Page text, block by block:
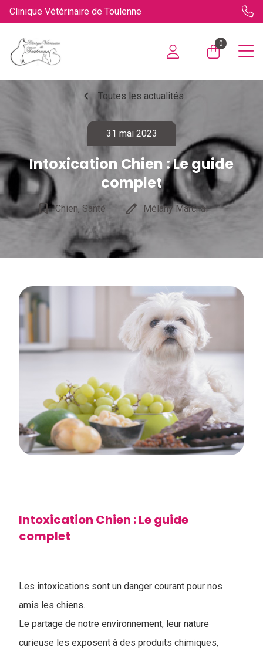
Clinique Vétérinaire de Toulenne
0
chevron_left Toutes les actualités
31 mai 2023
Intoxication Chien : Le guide
complet
bookmark_border Chien, Santé edit Mélany Marchal
Intoxication Chien : Le guide
complet
Les intoxications sont un danger courant pour nos
amis les chiens.
Le partage de notre environnement, leur nature
curieuse les exposent à des produits chimiques,